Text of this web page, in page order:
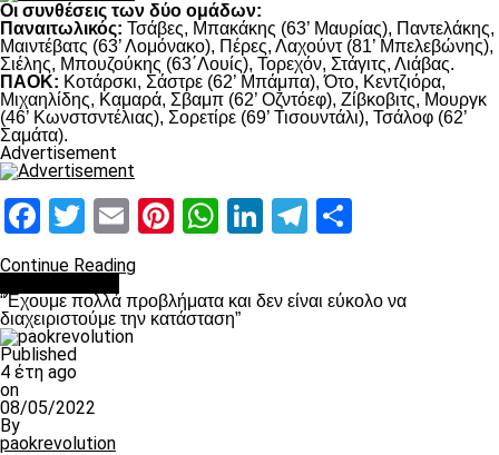
Οι συνθέσεις των δύο ομάδων:
Παναιτωλικός: Τσάβες, Μπακάκης (63’ Μαυρίας), Παντελάκης,
Μαιντέβατς (63’ Λομόνακο), Πέρες, Λαχούντ (81’ Μπελεβώνης),
Σιέλης, Μπουζούκης (63΄Λουίς), Τορεχόν, Στάγιτς, Λιάβας.
ΠΑΟΚ: Κοτάρσκι, Σάστρε (62’ Μπάμπα), Ότο, Κεντζιόρα,
Μιχαηλίδης, Καμαρά, Σβαμπ (62’ Οζντόεφ), Ζίβκοβιτς, Μουργκ
(46’ Κωνστσντέλιας), Σορετίρε (69’ Τισουντάλι), Τσάλοφ (62’
Σαμάτα).
Advertisement
Facebook
Twitter
EmailPinterest
WhatsApp
LinkedIn
Telegram
Continue Reading
“Έχουμε πολλά προβλήματα και δεν είναι εύκολο να
διαχειριστούμε την κατάσταση”
Published
4 έτη ago
on
08/05/2022
By
paokrevolution